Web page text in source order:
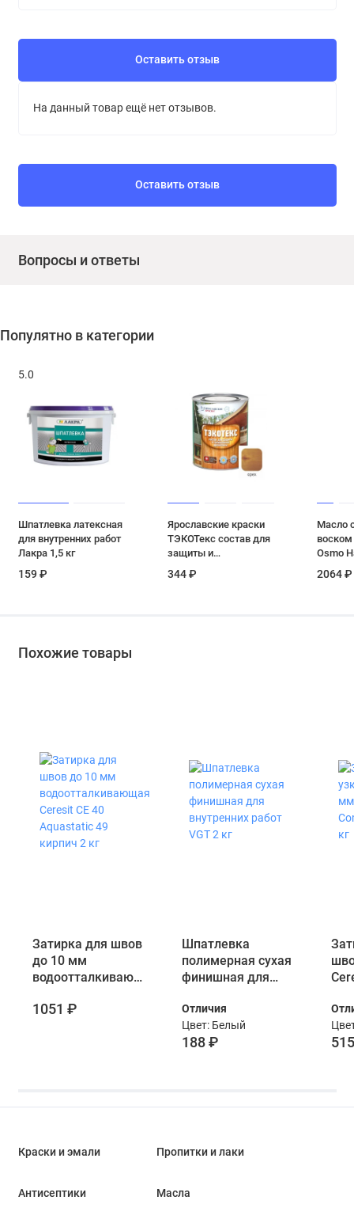
Оставить отзыв
На данный товар ещё нет отзывов.
Оставить отзыв
Вопросы и ответы
Популятно в категории
5.0
Шпатлевка латексная
для внутренних работ
Лакра 1,5 кг
159 ₽
Ярославские краски
ТЭКОТекс состав для
защиты и
тонирования
древесины орех 0,7л,
344 ₽
Масло
Osmo
Farbig
Графит
2064 ₽
Похожие товары
Затирка для швов
до 10 мм
водоотталкивающая
Aquastatic 49
1051 ₽
Шпатлевка
полимерная сухая
финишная для
VGT 2 кг
Отличия
Цвет: Белый
188 ₽
кг
Краски и эмали Пропитки и лаки
Антисептики Масла